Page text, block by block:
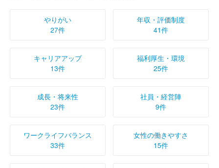
やりがい
27件
年収・評価制度
41件
キャリアアップ
13件
福利厚生・環境
25件
成長・将来性
23件
社員・経営陣
9件
ワークライフバランス
33件
女性の働きやすさ
15件